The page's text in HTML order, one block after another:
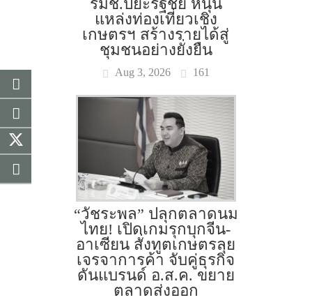
รมช.ปิยะรัฐชย์ หนุน
แหล่งท่องเที่ยวเชิง
เกษตรฯ สร้างรายได้สู่
ชุมชนอย่างยั่งยืน
Aug 3, 2026 161
“วัชระพล” ปลุกตลาดนม
ไทย! เปิดเกมรุกบุกจีน-
อาเซียน สั่งทูตเกษตรลุย
เจรจาการค้า จับคู่ธุรกิจ
ดันแบรนด์ อ.ส.ค. ขยาย
ตลาดส่งออก